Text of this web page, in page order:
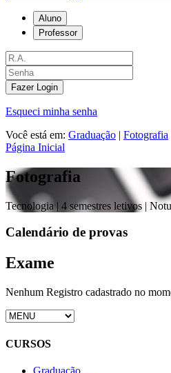
Aluno
Professor
Fazer Login
Esqueci minha senha
Você está em: Graduação | Fotografia
Página Inicial
Fotografia
Tecnologia | 4 semestres letivos |
Calendário de provas
Exame
Nenhum Registro cadastrado no
CURSOS
Graduação